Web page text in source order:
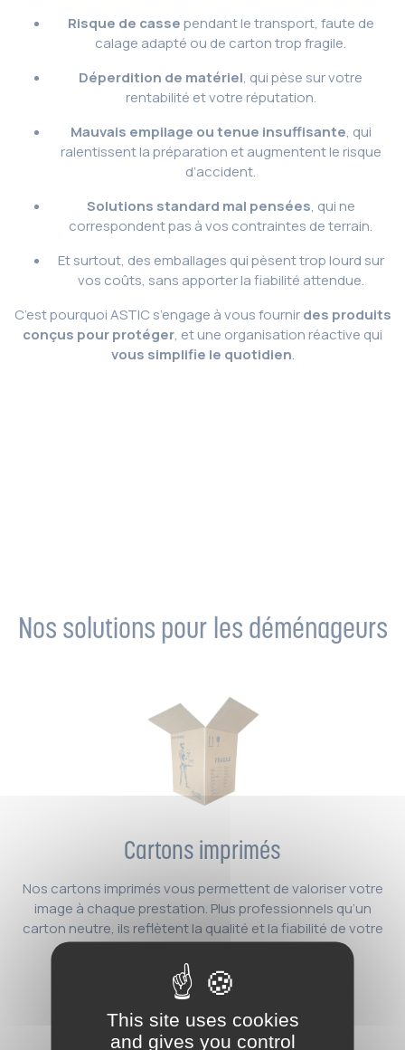
Risque de cassependant le transport, faute de
calage adapté ou de carton trop fragile.
Déperdition de matériel, qui pèse sur votre
rentabilité et votre réputation.
Mauvais empilage ou tenue insuffisante, qui
ralentissent la préparation et augmentent le risque
d’accident.
Solutions standard mal pensées, qui ne
correspondent pas à vos contraintes de terrain.
Et surtout, des emballages qui pèsent trop lourd sur
vos coûts, sans apporter la fiabilité attendue.
C’est pourquoi ASTIC s’engage à vous fournirdes produits
conçus pour protéger, et une organisation réactive qui
vous simplifie le quotidien.
Nos solutions pour les déménageurs
Cartons imprimés
Nos cartons imprimés vous permettent de valoriser votre
image à chaque prestation. Plus professionnels qu’un
carton neutre, ils reflètent la qualité et la fiabilité de votre
entreprise.
This site uses cookies
and gives you control